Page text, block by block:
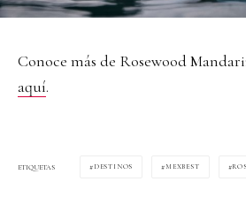
Conoce más de Rosewood
aquí.
ETIQUETAS DESTINOS MEXBEST